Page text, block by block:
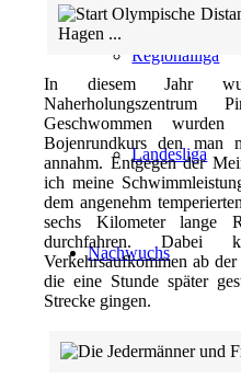
Regionalliga
Landesliga
Nachwuchs
BLOG
In diesem Jahr
Naherholungszentrum
Geschwommen
Bojenrundkurs den man
annahm. Entgegen der
ich meine
dem angenehm
sechs Kilometer lange
durchfahren.
Verkehrsaufkommen ab
die eine Stunde später
Strecke gingen.